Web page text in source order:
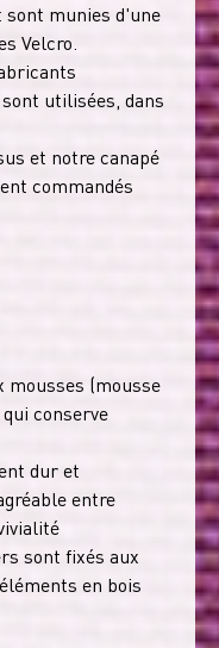
munies d'une
Velcro.
utilisées, dans
et notre canapé
commandés
mousses (mousse
conserve
dur et
entre
sont fixés aux
en bois